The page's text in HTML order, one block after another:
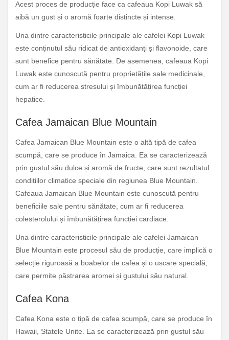
Acest proces de producție face ca cafeaua Kopi Luwak să
aibă un gust și o aromă foarte distincte și intense.
Una dintre caracteristicile principale ale cafelei Kopi Luwak
este conținutul său ridicat de antioxidanți și flavonoide, care
sunt benefice pentru sănătate. De asemenea, cafeaua Kopi
Luwak este cunoscută pentru proprietățile sale medicinale,
cum ar fi reducerea stresului și îmbunătățirea funcției
hepatice.
Cafea Jamaican Blue Mountain
Cafea Jamaican Blue Mountain este o altă tipă de cafea
scumpă, care se produce în Jamaica. Ea se caracterizează
prin gustul său dulce și aromă de fructe, care sunt rezultatul
condițiilor climatice speciale din regiunea Blue Mountain.
Cafeaua Jamaican Blue Mountain este cunoscută pentru
beneficiile sale pentru sănătate, cum ar fi reducerea
colesterolului și îmbunătățirea funcției cardiace.
Una dintre caracteristicile principale ale cafelei Jamaican
Blue Mountain este procesul său de producție, care implică o
selecție riguroasă a boabelor de cafea și o uscare specială,
care permite păstrarea aromei și gustului său natural.
Cafea Kona
Cafea Kona este o tipă de cafea scumpă, care se produce în
Hawaii, Statele Unite. Ea se caracterizează prin gustul său